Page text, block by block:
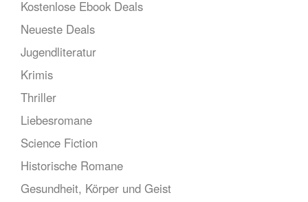
Kostenlose Ebook Deals
Neueste Deals
Jugendliteratur
Krimis
Thriller
Liebesromane
Science Fiction
Historische Romane
Gesundheit, Körper und Geist